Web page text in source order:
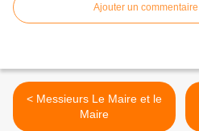
Ajouter un commentaire
< Messieurs Le Maire et le
Maire